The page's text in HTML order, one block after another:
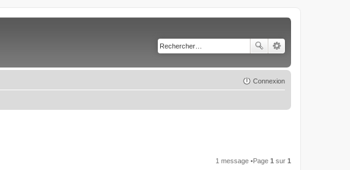
Connexion
1 message •Page 1 sur 1